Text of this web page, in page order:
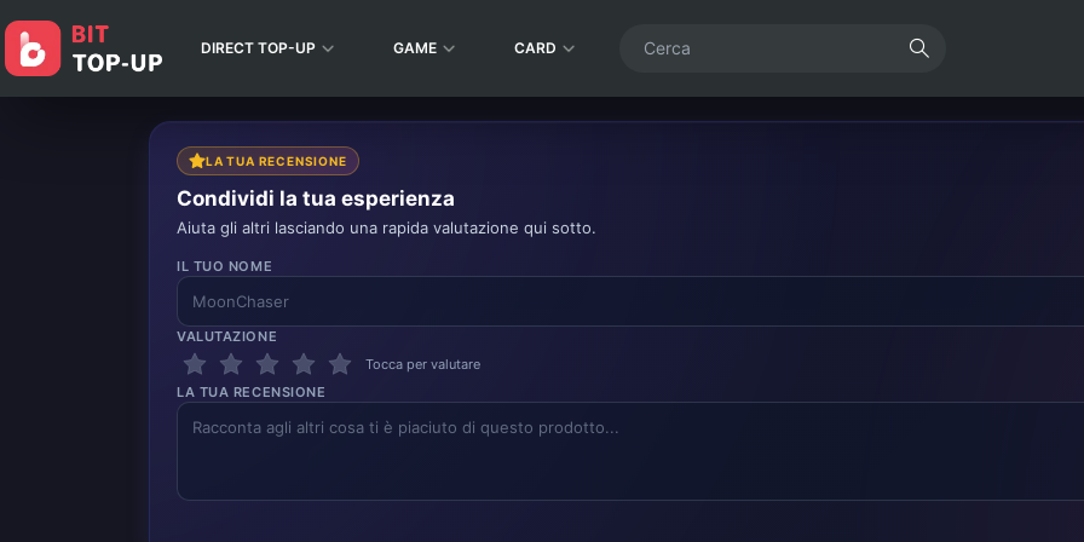
DIRECT TOP-UP GAME CARD
LA TUA RECENSIONE
Condividi la tua esperienza
Aiuta gli altri lasciando una rapida valutazione qui sotto.
IL TUO NOME
VALUTAZIONE
Tocca per valutare
LA TUA RECENSIONE